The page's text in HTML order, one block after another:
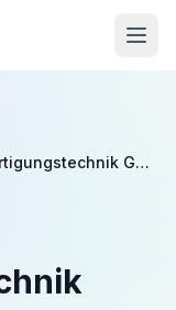
A+M Fertigungstechnik GmbH